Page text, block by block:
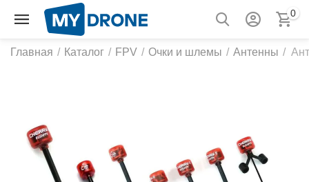
0
Главная / Каталог / FPV / Очки и шлемы / Антенны /